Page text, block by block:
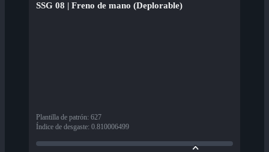
SSG 08 | Freno de mano (Deplorable)
Plantilla de patrón: 627
Índice de desgaste: 0.810006499